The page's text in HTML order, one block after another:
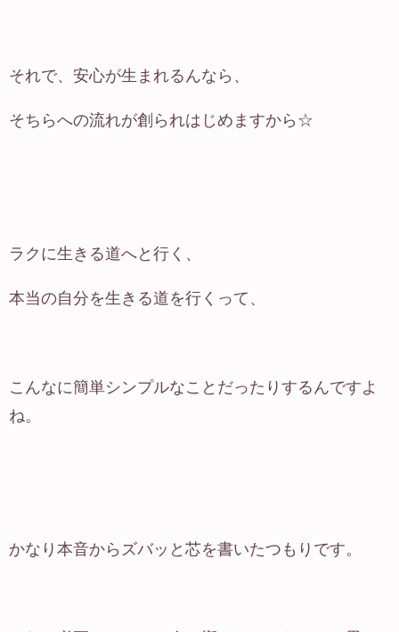
それで、安心が生まれるんなら、
そちらへの流れが創られはじめますから☆
ラクに生きる道へと行く、
本当の自分を生きる道を行くって、
こんなに簡単シンプルなことだったりするんですよ
ね。
かなり本音からズバッと芯を書いたつもりです。